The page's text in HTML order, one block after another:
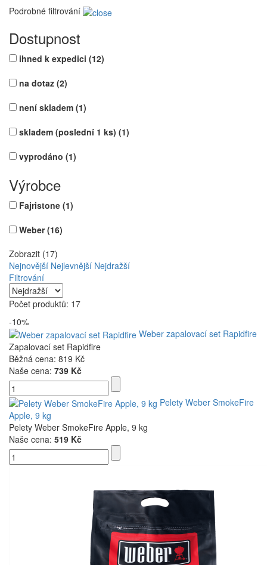
Podrobné filtrování
Dostupnost
ihned k expedici (12)
na dotaz (2)
není skladem (1)
skladem (poslední 1 ks) (1)
vyprodáno (1)
Výrobce
Fajristone (1)
Weber(16)
Zobrazit (17)
Nejnovější Nejlevnější Nejdražší
Filtrování
Počet produktů: 17
-10%
Weber zapalovací set Rapidfire
Zapalovací set Rapidfire
Běžná cena: 819 Kč
Naše cena: 739 Kč
Pelety Weber SmokeFire
Apple, 9 kg
Pelety Weber SmokeFire Apple, 9 kg
Naše cena: 519 Kč